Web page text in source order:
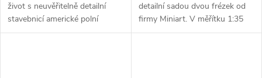
život s neuvěřitelně detailní
stavebnicí americké polní
radiostanice SCR-299 od firmy
detailní sadou dvou frézek od
firmy Miniart. V měřítku 1:35
představují tyto stroje dokonalý